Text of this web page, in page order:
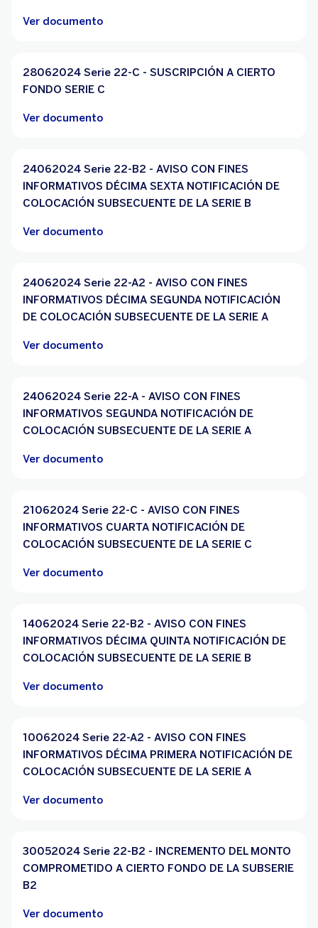
Ver documento
28062024 Serie 22-C - SUSCRIPCIÓN A CIERTO
FONDO SERIE C
Ver documento
24062024 Serie 22-B2 - AVISO CON FINES
INFORMATIVOS DÉCIMA SEXTA NOTIFICACIÓN DE
COLOCACIÓN SUBSECUENTE DE LA SERIE B
Ver documento
24062024 Serie 22-A2 - AVISO CON FINES
INFORMATIVOS DÉCIMA SEGUNDA NOTIFICACIÓN
DE COLOCACIÓN SUBSECUENTE DE LA SERIE A
Ver documento
24062024 Serie 22-A - AVISO CON FINES
INFORMATIVOS SEGUNDA NOTIFICACIÓN DE
COLOCACIÓN SUBSECUENTE DE LA SERIE A
Ver documento
21062024 Serie 22-C - AVISO CON FINES
INFORMATIVOS CUARTA NOTIFICACIÓN DE
COLOCACIÓN SUBSECUENTE DE LA SERIE C
Ver documento
14062024 Serie 22-B2 - AVISO CON FINES
INFORMATIVOS DÉCIMA QUINTA NOTIFICACIÓN DE
COLOCACIÓN SUBSECUENTE DE LA SERIE B
Ver documento
10062024 Serie 22-A2 - AVISO CON FINES
INFORMATIVOS DÉCIMA PRIMERA NOTIFICACIÓN DE
COLOCACIÓN SUBSECUENTE DE LA SERIE A
Ver documento
30052024 Serie 22-B2 - INCREMENTO DEL MONTO
COMPROMETIDO A CIERTO FONDO DE LA SUBSERIE
B2
Ver documento